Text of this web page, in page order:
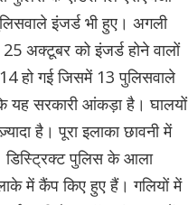
इंजर्ड भी हुए। अगली
अक्टूबर को इंजर्ड होने वालों
14 हो गई जिसमें 13 पुलिसवाले
यह सरकारी आंकड़ा है। घालयों
है। पूरा इलाका छावनी में
डिस्ट्रिक्ट पुलिस के आला
में कैंप किए हुए हैं। गलियों में